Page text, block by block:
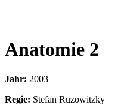
Anatomie 2
Jahr: 2003
Regie: Stefan Ruzowitzky